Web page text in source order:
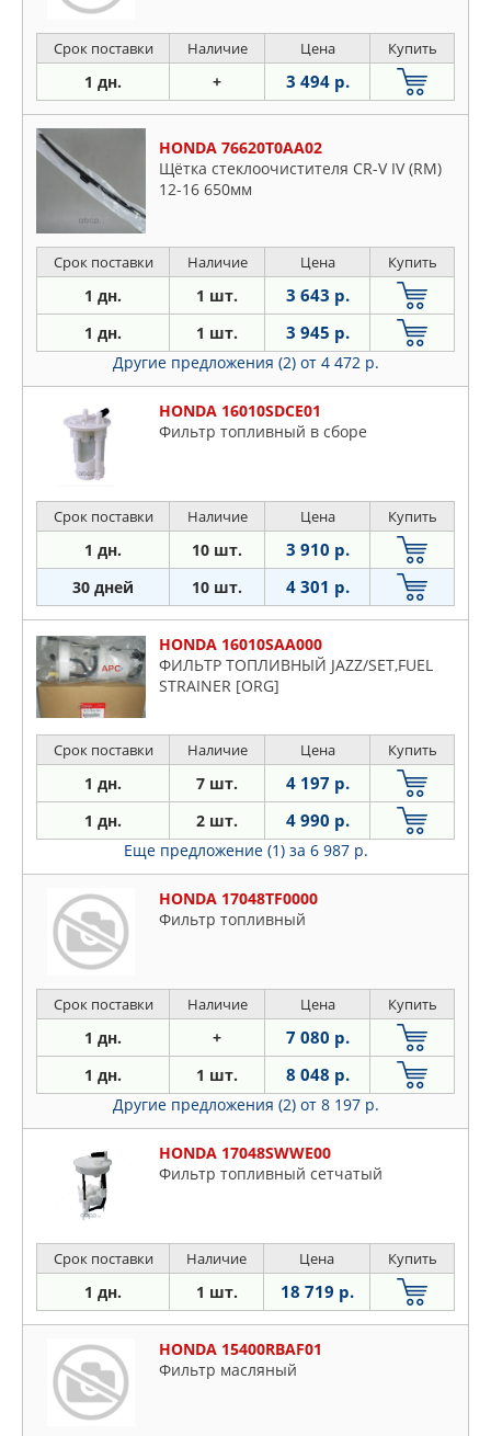
Срок поставки Наличие Цена Купить
1 дн. + 3 494 р.
HONDA 76620T0AA02
Щётка стеклоочистителя CR-V IV (RM)
12-16 650мм
Срок поставки Наличие Цена Купить
1 дн. 1 шт. 3 643 р.
1 дн. 1 шт. 3 945 р.
Другие предложения (2) от 4 472 р.
HONDA 16010SDCE01
Фильтр топливный в сборе
Срок поставки Наличие Цена Купить
1 дн. 10 шт. 3 910 р.
30 дней 10 шт. 4 301 р.
HONDA 16010SAA000
ФИЛЬТР ТОПЛИВНЫЙ JAZZ/SET,FUEL
STRAINER [ORG]
Срок поставки Наличие Цена Купить
1 дн. 7 шт. 4 197 р.
1 дн. 2 шт. 4 990 р.
Еще предложение (1) за 6 987 р.
HONDA 17048TF0000
Фильтр топливный
Срок поставки Наличие Цена Купить
1 дн. + 7 080 р.
1 дн. 1 шт. 8 048 р.
Другие предложения (2) от 8 197 р.
HONDA 17048SWWE00
Фильтр топливный сетчатый
Срок поставки Наличие Цена Купить
1 дн. 1 шт. 18 719 р.
HONDA 15400RBAF01
Фильтp мacляный